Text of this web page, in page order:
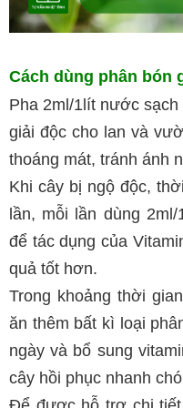
Cách dùng phân bón
Pha 2ml/1lít nước
giải độc cho lan và
thoáng mát, tránh ánh
Khi cây bị ngộ độc,
lần, mỗi lần dùng
để tác dụng của
quả tốt hơn.
Trong khoảng thời
ăn thêm bất kì loại
ngày và bổ sung
cây hồi phục nhanh